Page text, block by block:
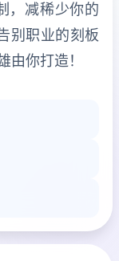
，减稀少你的
别职业的刻板
由你打造！